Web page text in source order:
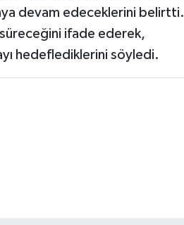
devam edeceklerini belirtti.
ifade ederek,
hedeflediklerini söyledi.